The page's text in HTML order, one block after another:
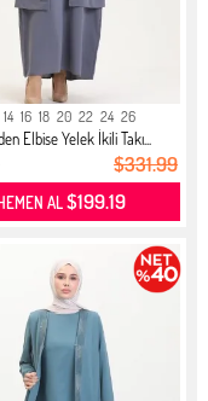
14 16 18 20 22 24 26
Elbise Yelek İkili Takı...
$331.99
AL$199.19